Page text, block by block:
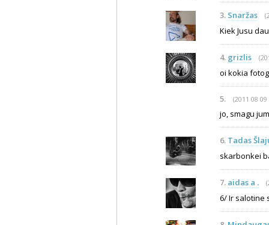
3. Snaržas
Kiek Jusu
4. grizlis
oi kokia
5. (2011 08 09
jo, smagu
6. Tadas
skarbonkei
7. aidas a .
6/ Ir salotine